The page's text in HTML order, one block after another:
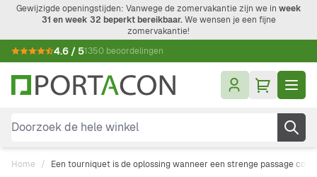
Ga naar de inhoud
Gewijzigde openingstijden: Vanwege de zomervakantie zijn we in week
31 en week 32 beperkt bereikbaar.We wensen je een fijne
zomervakantie!
4.6 / 51350 beoordelingen
Doorzoek de hele winkel
Home / Een tourniquet is de oplossing wanneer een strenge passage